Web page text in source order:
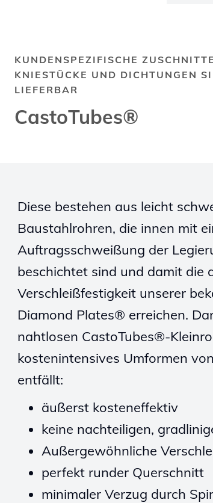
KUNDENSPEZIFISCHE
KNIESTÜCKE UND DICHTUNGEN
LIEFERBAR
CastoTubes®
Diese bestehen aus leicht
Baustahlrohren, die innen mit
Auftragsschweißung der
beschichtet sind und damit die
Verschleißfestigkeit unserer
Diamond Plates® erreichen.
nahtlosen CastoTubes®-
kostenintensives Umformen
entfällt:
äußerst kosteneffektiv
keine nachteiligen,
Außergewöhnliche
perfekt runder Querschnitt
minimaler Verzug durch